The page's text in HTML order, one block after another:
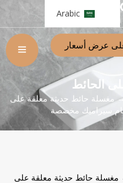
Arabic
عرض أسعار
الحائط
→ مغسلة حائط حديثة معلقة على
سيراميك مخصصة
مغسلة حائط حديثة معلقة على